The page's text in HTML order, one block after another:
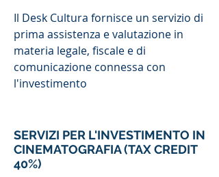
Il Desk Cultura fornisce un servizio di
prima assistenza e valutazione in
materia legale, fiscale e di
comunicazione connessa con
l'investimento
SERVIZI PER L'INVESTIMENTO IN
CINEMATOGRAFIA (TAX CREDIT
40%)